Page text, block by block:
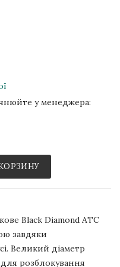
у менеджера:
Black Diamond ATC
завдяки
Великий діаметр
розблокування